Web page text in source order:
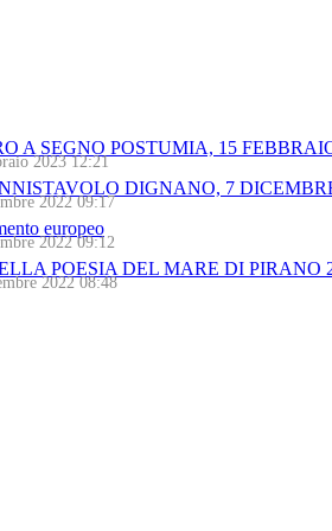
A SEGNO POSTUMIA, 15
2023 12:21
DIGNANO, 7
2022 09:17
europeo
2022 09:12
POESIA DEL MARE DI PIRANO
2022 08:48